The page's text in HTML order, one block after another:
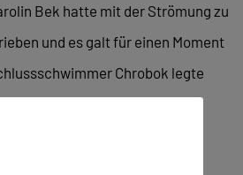
Bek hatte mit der Strömung zu
und es galt für einen Moment
Chrobok legte
zurück. Er schwamm die
Feld und sicherte den
dritten Platz.